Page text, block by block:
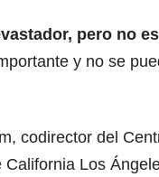
, pero no
y no se
codirector del
Los